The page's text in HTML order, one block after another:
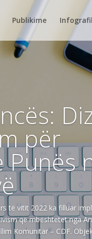
Publikime
për
të vitit 2022 ka filluar
që mbështetet nga
Komunitar – CDF.